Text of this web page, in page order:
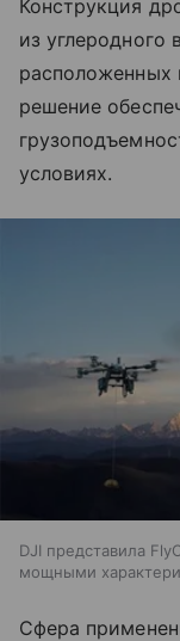
Конструкция
из
расположенных
решение
условиях.
DJI представила
мощными
Сфера